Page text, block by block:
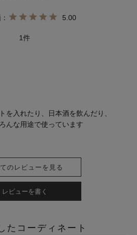
5.00
1
を入れたり、日本酒を飲んだり、
んな用途で使っています
のレビューを見る
レビューを書く
たコーディネート